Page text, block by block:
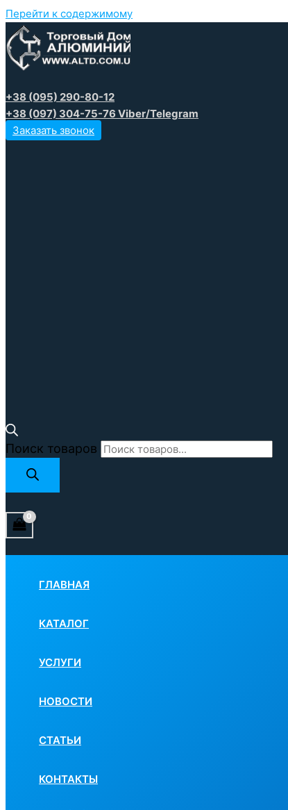
Перейти к содержимому
+38 (095) 290-80-12
+38 (097) 304-75-76 Viber/Telegram
Заказать звонок
Поиск товаров
ГЛАВНАЯ
КАТАЛОГ
УСЛУГИ
НОВОСТИ
СТАТЬИ
КОНТАКТЫ